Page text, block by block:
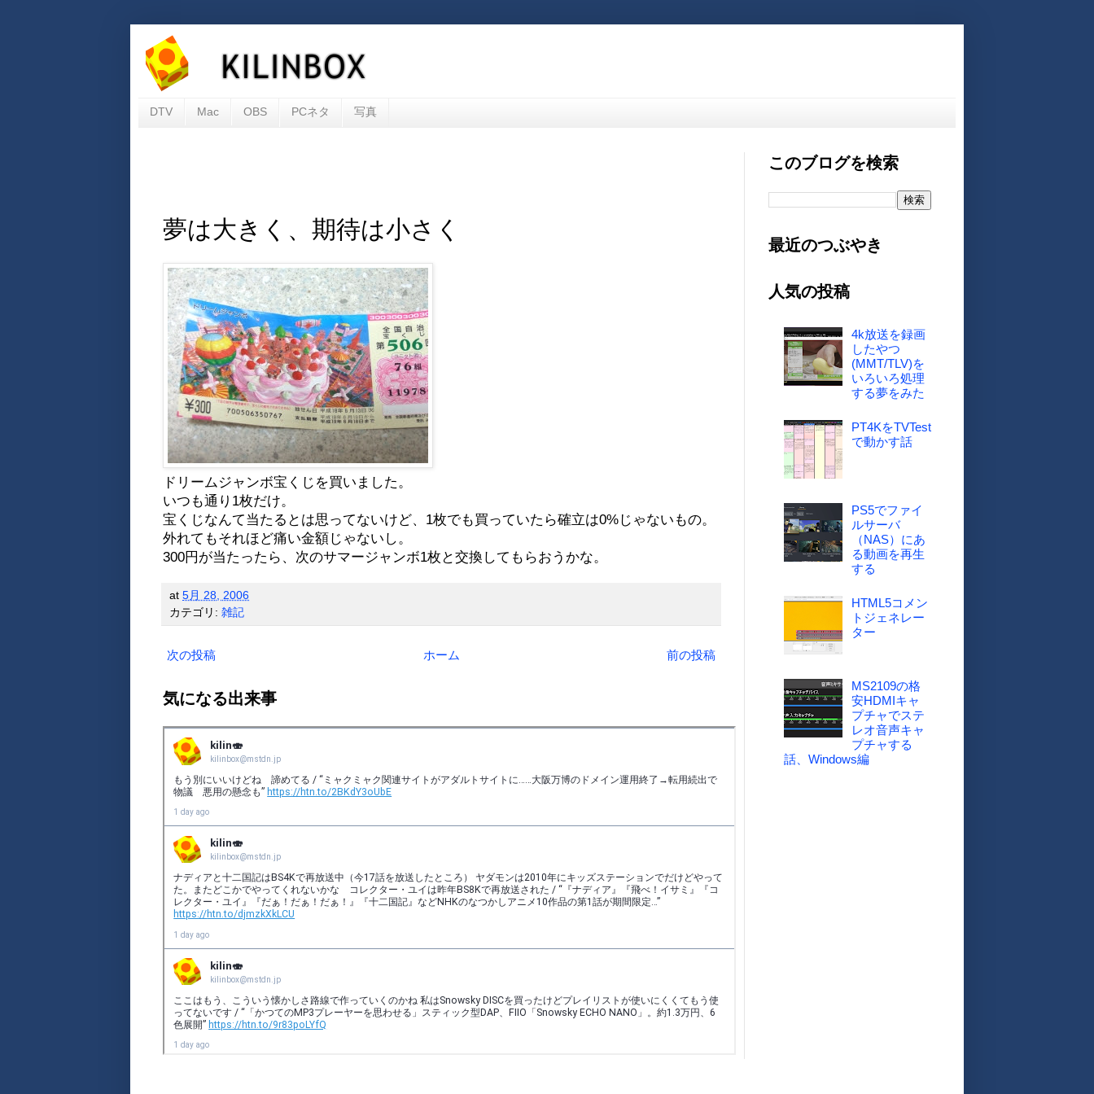
DTV Mac OBS PCネタ 写真
夢は大きく、期待は小さく
ドリームジャンボ宝くじを買いました。
いつも通り1枚だけ。
宝くじなんて当たるとは思ってないけど、1枚でも買っていたら確立は0%じゃないもの。
外れてもそれほど痛い金額じゃないし。
300円が当たったら、次のサマージャンボ1枚と交換してもらおうかな。
at 5月 28, 2006
カテゴリ: 雑記
次の投稿 前の投稿
ホーム
気になる出来事
このブログを検索
最近のつぶやき
人気の投稿
4k放送を録画
したやつ
(MMT/TLV)を
いろいろ処理
する夢をみた
PT4KをTVTest
で動かす話
PS5でファイ
ルサーバ
（NAS）にあ
る動画を再生
する
HTML5コメン
トジェネレー
ター
MS2109の格
安HDMIキャ
プチャでステ
レオ音声キャ
プチャする
話、Windows編